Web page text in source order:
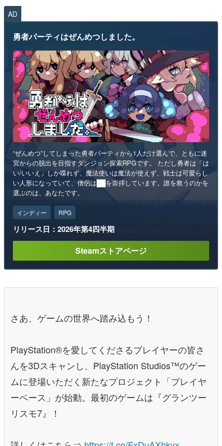
AD
勇者パーティはぜんめつしました。
“ぜんめつ”してしまった勇者パーティから1人だけ選んで、ともに迷
宮からの脱出を目指すダンジョン探索RPGです。 ただし勇者は「は
い/いいえ」しか喋れず、魔法使いは魔法が使えず、戦士は可愛らし
い人形になっていて、僧侶は██を崇拝しています。誰を救うのかを
選ぶのは、あなたです。
インディー RPG
リリース日：2026年第4四半期
Steamストアページ
さあ、ゲームの世界へ踏み込もう！
PlayStation®を愛してくださるプレイヤーの皆さ
んを3Dスキャンし、PlayStation Studios™のゲー
ムに登場いただく新たなプロジェクト「プレイヤ
ーベース」が始動。最初のゲームは『グランツー
リスモ7』！